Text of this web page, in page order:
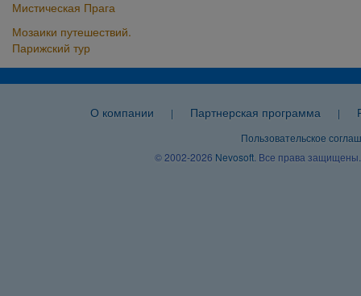
Мистическая Прага
Мозаики путешествий.
Парижский тур
О компании | Партнерская программа |
Пользовательское
© 2002-2026 Nevosoft . Все права защищены